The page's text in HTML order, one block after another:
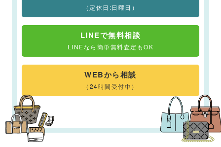
（定休日:日曜日）
LINEで無料相談
LINEなら簡単無料査定もOK
WEBから相談
（24時間受付中）